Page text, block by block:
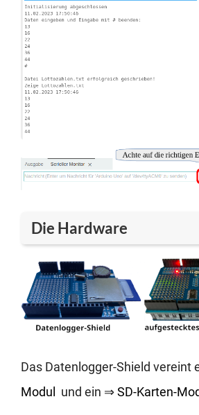
Die Hardware
Das Daten­log­ger-Shield ver­eint
Modul und ein ⇒SD-Kar­ten-